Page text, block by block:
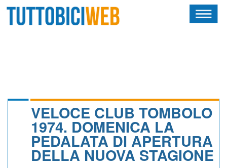
CALENDARIO
VELOCE CLUB TOMBOLO
1974. DOMENICA LA
PEDALATA DI APERTURA
DELLA NUOVA STAGIONE